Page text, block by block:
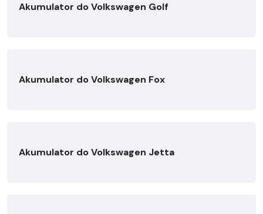
Akumulator do Volkswagen Golf
Akumulator do Volkswagen Fox
Akumulator do Volkswagen Jetta